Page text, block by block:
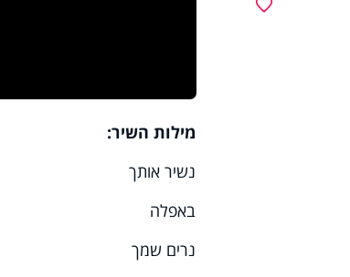
מילות השיר:
נשיר אותך
באפלה
נרים שמך